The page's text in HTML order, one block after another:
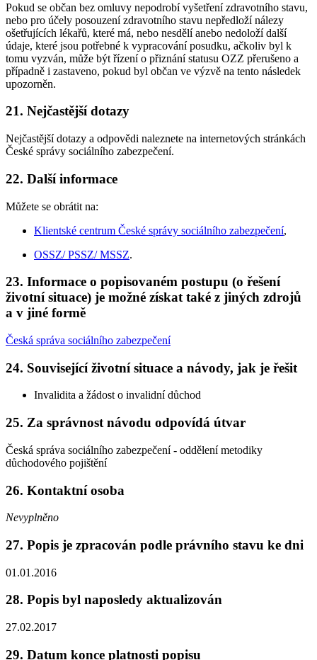
Pokud se občan bez omluvy nepodrobí vyšetření zdravotního stavu,
nebo pro účely posouzení zdravotního stavu nepředloží nálezy
ošetřujících lékařů, které má, nebo nesdělí anebo nedoloží další
údaje, které jsou potřebné k vypracování posudku, ačkoliv byl k
tomu vyzván, může být řízení o přiznání statusu OZZ přerušeno a
případně i zastaveno, pokud byl občan ve výzvě na tento následek
upozorněn.
21. Nejčastější dotazy
Nejčastější dotazy a odpovědi naleznete na internetových stránkách
České správy sociálního zabezpečení.
22. Další informace
Můžete se obrátit na:
Klientské centrum České správy sociálního zabezpečení,
OSSZ/ PSSZ/ MSSZ.
23. Informace o popisovaném postupu (o řešení
životní situace) je možné získat také z jiných zdrojů
a v jiné formě
Česká správa sociálního zabezpečení
24. Související životní situace a návody, jak je řešit
Invalidita a žádost o invalidní důchod
25. Za správnost návodu odpovídá útvar
Česká správa sociálního zabezpečení - oddělení metodiky
důchodového pojištění
26. Kontaktní osoba
Nevyplněno
27. Popis je zpracován podle právního stavu ke dni
01.01.2016
28. Popis byl naposledy aktualizován
27.02.2017
29. Datum konce platnosti popisu